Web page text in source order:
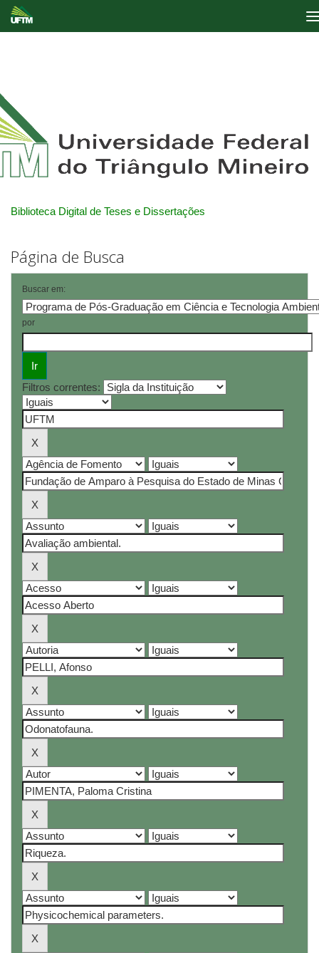
Biblioteca Digital de Teses e Dissertações
Página de Busca
Buscar em:
por
Filtros correntes: